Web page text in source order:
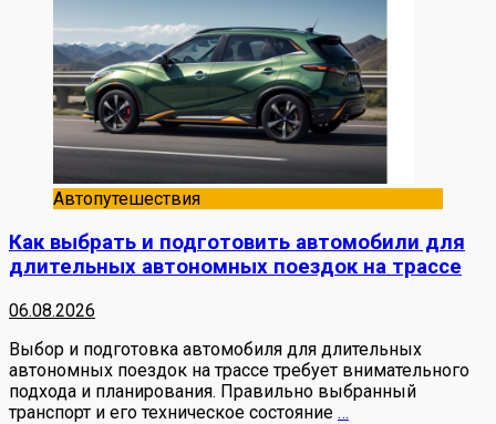
Автопутешествия
Как выбрать и подготовить автомобили для
длительных автономных поездок на трассе
06.08.2026
Выбор и подготовка автомобиля для длительных
автономных поездок на трассе требует внимательного
подхода и планирования. Правильно выбранный
транспорт и его техническое состояние …